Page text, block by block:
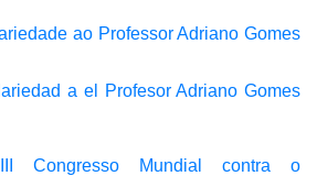
ao Professor Adriano Gomes
a el Profesor Adriano Gomes
Congresso Mundial contra o